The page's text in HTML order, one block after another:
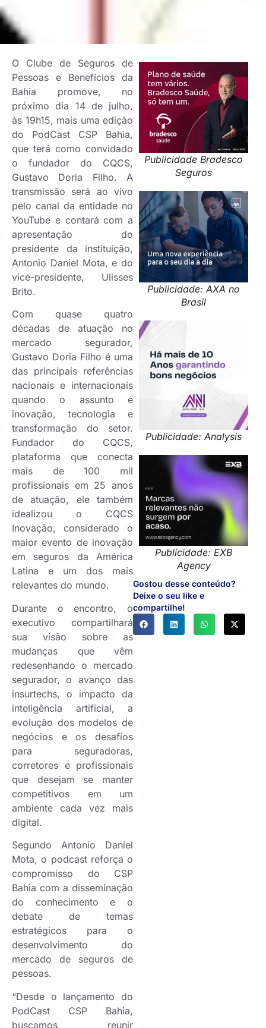
Publicidade Bradesco
Seguros
Publicidade: AXA no
Brasil
Publicidade: Analysis
Publicidade: EXB
Agency
Gostou desse conteúdo?
Deixe o seu like e
compartilhe!
O Clube de Seguros de
Pessoas e Benefícios da
Bahia promove, no
próximo dia 14 de julho,
às 19h15, mais uma edição
do PodCast CSP Bahia,
que terá como convidado
o fundador do CQCS,
Gustavo Doria Filho. A
transmissão será ao vivo
pelo canal da entidade no
YouTube e contará com a
apresentação do
presidente da instituição,
Antonio Daniel Mota, e do
vice-presidente, Ulisses
Brito.
Com quase quatro
décadas de atuação no
mercado segurador,
Gustavo Doria Filho é uma
das principais referências
nacionais e internacionais
quando o assunto é
inovação, tecnologia e
transformação do setor.
Fundador do CQCS,
plataforma que conecta
mais de 100 mil
profissionais em 25 anos
de atuação, ele também
idealizou o CQCS
Inovação, considerado o
maior evento de inovação
em seguros da América
Latina e um dos mais
relevantes do mundo.
Durante o encontro, o
executivo compartilhará
sua visão sobre as
mudanças que vêm
redesenhando o mercado
segurador, o avanço das
insurtechs, o impacto da
inteligência artificial, a
evolução dos modelos de
negócios e os desafios
para seguradoras,
corretores e profissionais
que desejam se manter
competitivos em um
ambiente cada vez mais
digital.
Segundo Antonio Daniel
Mota, o podcast reforça o
compromisso do CSP
Bahia com a disseminação
do conhecimento e o
debate de temas
estratégicos para o
desenvolvimento do
mercado de seguros de
pessoas.
“Desde o lançamento do
PodCast CSP Bahia,
buscamos reunir